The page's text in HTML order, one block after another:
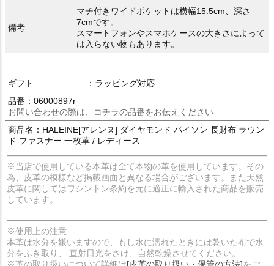
備考
マチ付きワイドポケットは横幅15.5cm、深さ
7cmです。
スマートフォンやスマホケースの大きさによって
は入らない物もあります。
ギフト
：ラッピング対応
品番：06000897r
お問い合わせの際は、コチラの品番をお伝えください
商品名：HALEINE[アレンヌ] ダイヤモンド パイソン 長財布 ラウン
ド ファスナー 一枚革 / レディース
※当店で使用している本革は全て本物の革を使用しています。その
為、皮革の模様など掲載画面と異なる場合がございます。また天然
皮革に関してはワシントン条約を元に適正に輸入された商品を販売
しています。
※使用上の注意
本革は水分を嫌いますので、もし水に濡れたときには乾いた布で水
分をふき取り、 直射日光をさけ、自然乾燥させてください。